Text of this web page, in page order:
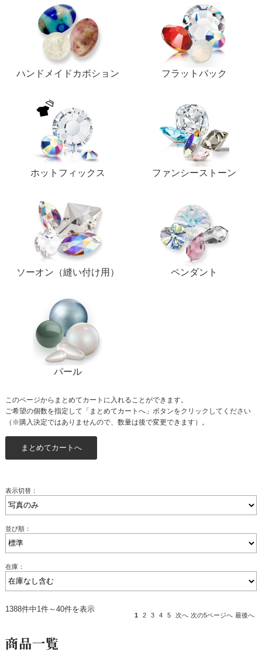
ハンドメイドカボション フラットバック
ホットフィックス ファンシーストーン
ソーオン（縫い付け用） ペンダント
パール
このページからまとめてカートに入れることができます。
ご希望の個数を指定して「まとめてカートへ」ボタンをクリックしてください
（※購入決定ではありませんので、数量は後で変更できます）。
表示切替：
並び順：
在庫：
1388件中1件～40件を表示
1 2 3 4 5 次へ 次の5ページへ 最後へ
商品一覧